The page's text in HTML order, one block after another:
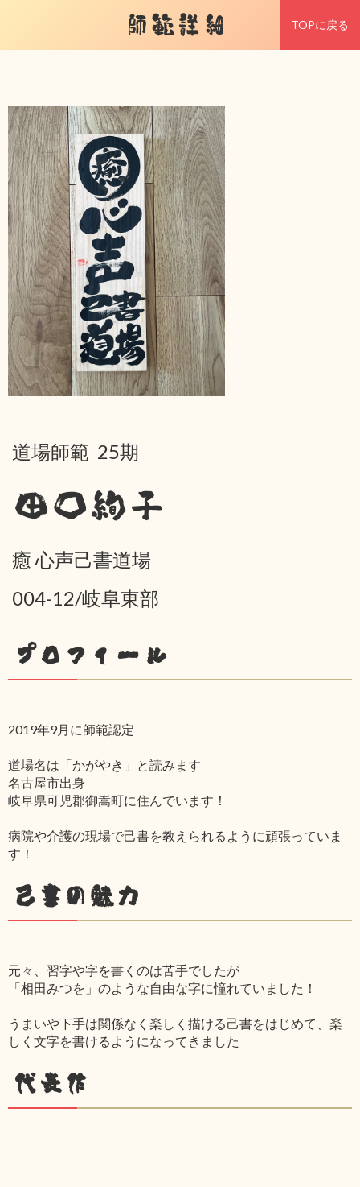
師範詳細 TOPに戻る
道場師範 25期
田口絢子
癒 心声己書道場
004-12/岐阜東部
プロフィール
2019年9月に師範認定
道場名は「かがやき」と読みます
名古屋市出身
岐阜県可児郡御嵩町に住んでいます！
病院や介護の現場で己書を教えられるように頑張っていま
す！
己書の魅力
元々、習字や字を書くのは苦手でしたが
「相田みつを」のような自由な字に憧れていました！
うまいや下手は関係なく楽しく描ける己書をはじめて、楽
しく文字を書けるようになってきました
代表作